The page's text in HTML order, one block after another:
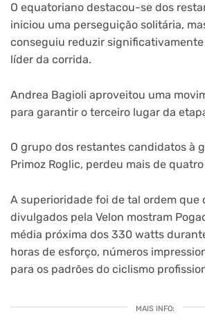
O equatoriano destacou-se dos
iniciou uma perseguição solitária,
conseguiu reduzir
líder da corrida.
Andrea Bagioli aproveitou uma
para garantir o terceiro lugar da
O grupo dos restantes candidatos à
Primoz Roglic, perdeu mais de
A superioridade foi de tal ordem que
divulgados pela Velon mostram
média próxima dos 330 watts
horas de esforço, números
para os padrões do ciclismo
MAIS INFO: